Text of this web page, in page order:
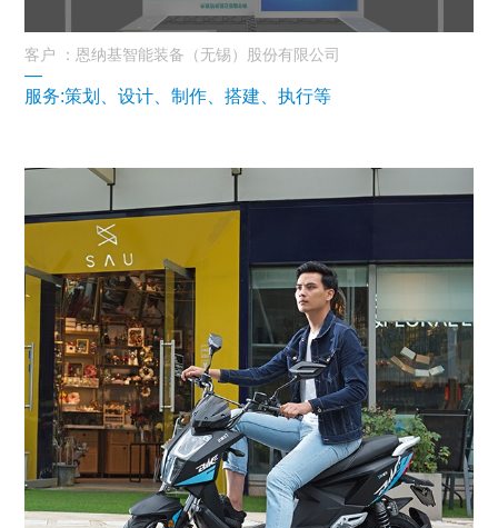
客户 ：恩纳基智能装备（无锡）股份有限公司
—
服务:策划、设计、制作、搭建、执行等